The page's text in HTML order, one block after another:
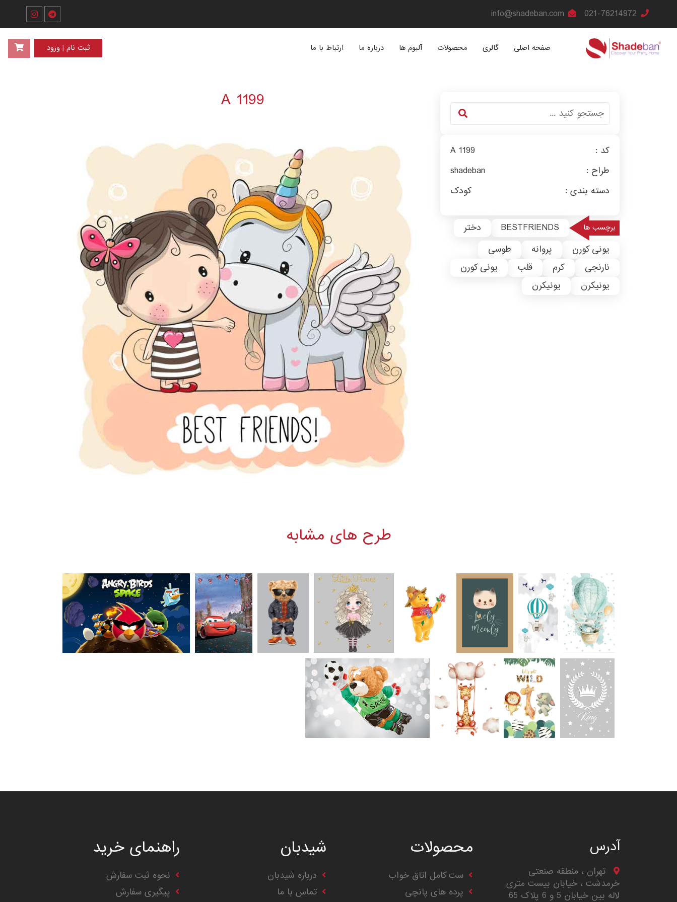
021-76214972
info@shadeban.com
صفحه اصلی گالری محصولات آلبوم ها درباره ما ارتباط با ما ثبت نام | ورود
A 1199
کد :
A 1199
طراح :
shadeban
دسته بندی :
کودک
برچسب ها BESTFRIENDS
دختر
یونی کورن
پروانه
طوسی
نارنجی
کرم قلب
یونی کورن
یونیکرن
یونیکرن
طرح های مشابه
آدرس
تهران ، منطقه صنعتی
خرمدشت ، خیابان بیست متری
لاله بین خیابان 5 و 6 پلاک 65
محصولات
ست کامل اتاق خواب
پرده های پانچی
شیدبان
درباره شیدبان
تماس با ما
راهنمای خرید
نحوه ثبت سفارش
پیگیری سفارش